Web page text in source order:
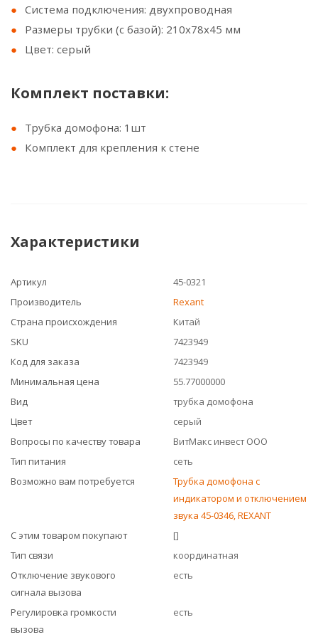
Система подключения: двухпроводная
Размеры трубки (с базой): 210х78х45 мм
Цвет: серый
Комплект поставки:
Трубка домофона: 1шт
Комплект для крепления к стене
Характеристики
Артикул
45-0321
Производитель
Rexant
Страна происхождения
Китай
SKU
7423949
Код для заказа
7423949
Минимальная цена
55.77000000
Вид
трубка домофона
Цвет
серый
Вопросы по качеству товара
ВитМакс инвест ООО
Тип питания
сеть
Возможно вам потребуется
Трубка домофона с
индикатором и отключением
звука 45-0346, REXANT
С этим товаром покупают
[]
Тип связи
координатная
Отключение звукового
сигнала вызова
есть
Регулировка громкости
вызова
есть